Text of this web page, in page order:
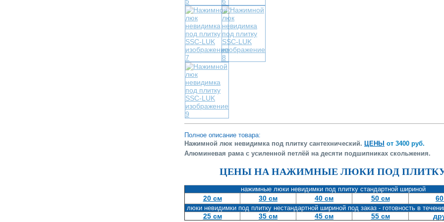
Полное описание товара:
Нажимной люк невидимка под плитку сантехнический. ЦЕНЫ от 3400 руб.
Алюминевая рама с усиленной петлёй на десяти подшипниках скольжения.
ЦЕНЫ НА НАЖИМНЫЕ ЛЮКИ ПОД
нажимные люки невидимки под плитку стандартной шириной
20 см 30 см 40 см 50 см
люки невидимки под плитку нестандартной шириной под заказ - готовность в
25 см 35 см 45 см 55 см